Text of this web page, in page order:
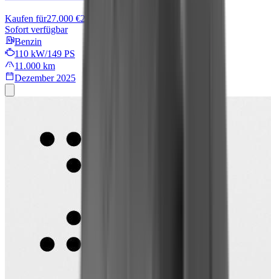
Kaufen für27.000 €27.500 €
Sofort verfügbar
Benzin
110 kW/149 PS
11.000 km
Dezember 2025